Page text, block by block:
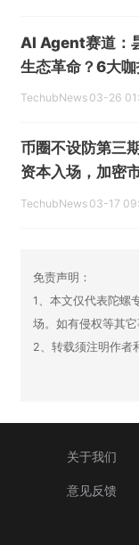
AI Agent赛道：
生态革命？6大
未来
TechubNews 03-26
币圈不设防第三
资本入场，加密
何重塑
TechubNews 03-17
免责声明：
1、本文仅代表陀螺
场。如有侵权等其
2、转载须注明作者
关于我们
意见反馈